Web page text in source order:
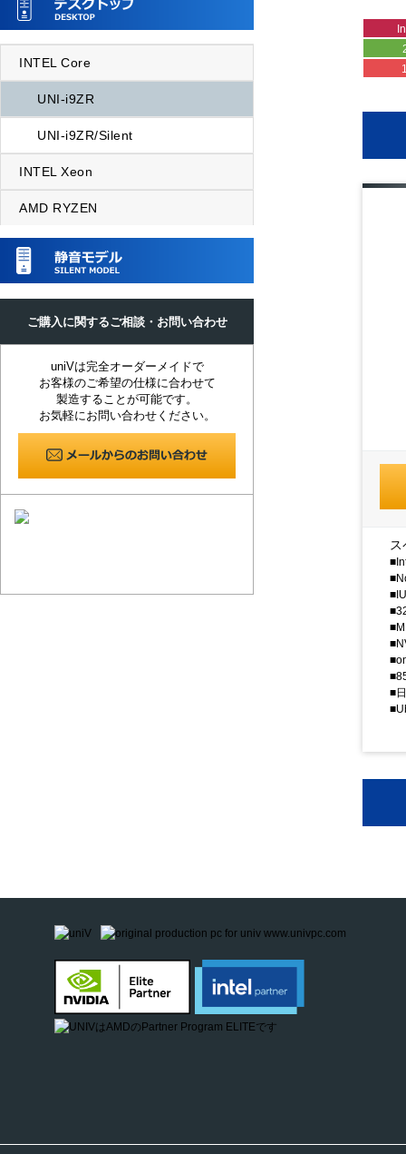
■
INTEL Core
UNI-i9ZR
UNI-i9ZR/Silent
INTEL Xeon
AMD RYZEN
ご購入に関するご相談・お問い合わせ
uniVは完全オーダーメイドで
お客様のご希望の仕様に合わせて
製造することが可能です。
お気軽にお問い合わせください。